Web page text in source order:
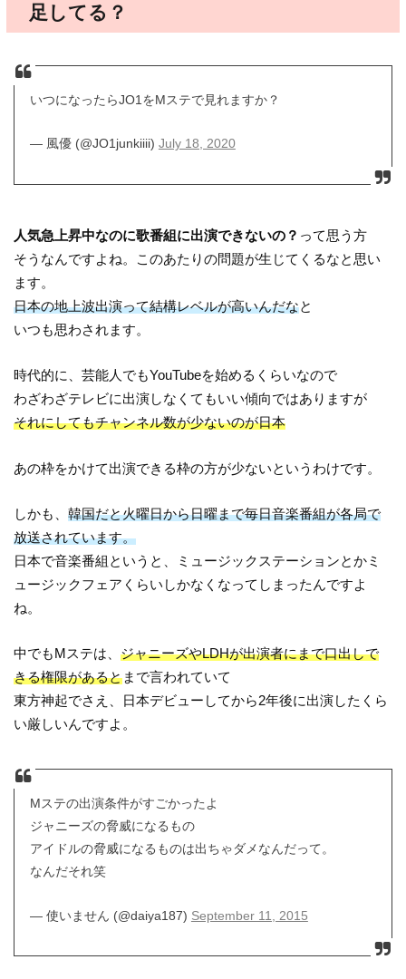
足してる？
いつになったらJO1をMステで見れますか？
— 風優 (@JO1junkiiii) July 18, 2020
人気急上昇中なのに歌番組に出演できないの？ って思う方
そうなんですよね。このあたりの問題が生じてくるなと思い
ます。
日本の地上波出演って結構レベルが高いんだなと
いつも思わされます。
時代的に、芸能人でもYouTubeを始めるくらいなので
わざわざテレビに出演しなくてもいい傾向ではありますが
それにしてもチャンネル数が少ないのが日本
あの枠をかけて出演できる枠の方が少ないというわけです。
しかも、韓国だと火曜日から日曜まで毎日音楽番組が各局で
放送されています。
日本で音楽番組というと、ミュージックステーションとかミ
ュージックフェアくらいしかなくなってしまったんですよ
ね。
中でもMステは、ジャニーズやLDHが出演者にまで口出しで
きる権限があるとまで言われていて
東方神起でさえ、日本デビューしてから2年後に出演したくら
い厳しいんですよ。
Mステの出演条件がすごかったよ
ジャニーズの脅威になるもの
アイドルの脅威になるものは出ちゃダメなんだって。
なんだそれ笑
— 使いません (@daiya187) September 11, 2015